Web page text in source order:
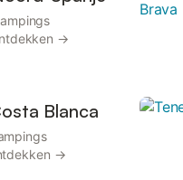
→
Blanca
→